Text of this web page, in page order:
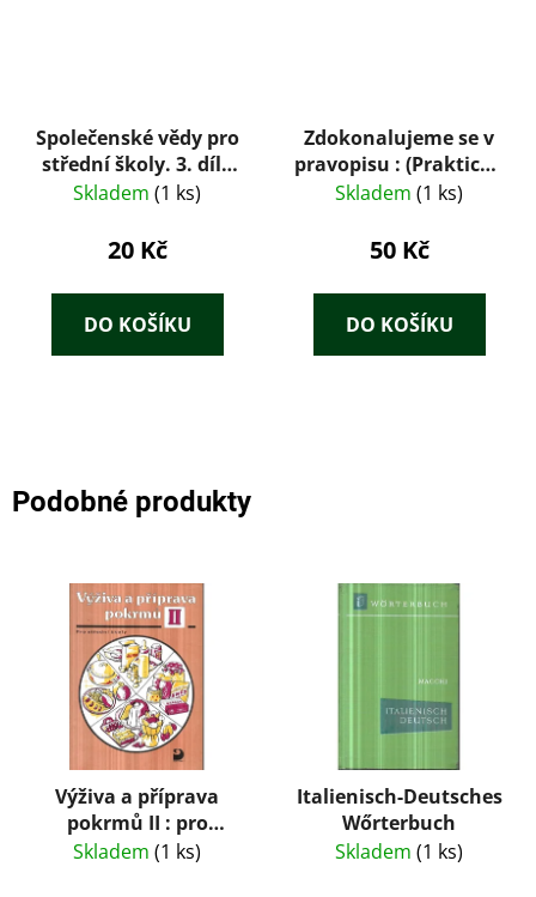
Společenské vědy pro
střední školy. 3. díl -
pracovní sešit
Skladem (1 ks)
20 Kč
DO KOŠÍKU
Zdokonalujeme se v
pravopisu : (Praktická
cvičebnice s klíčem k
Skladem (1 ks)
50 Kč
DO KOŠÍKU
Podobné produkty
Výživa a příprava
pokrmů II : pro
střední školy
Skladem (1 ks)
Italienisch-Deutsches
Wőrterbuch
Skladem (1 ks)